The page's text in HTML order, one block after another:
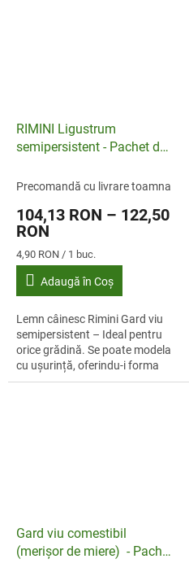
RIMINI Ligustrum
semipersistent - Pachet de
Precomandă cu livrare toamna
104,13 RON – 122,50
RON
Evaluare
preţ:
4,90 RON / 1 buc.
Adaugă în Coş
Lemn câinesc Rimini Gard viu
semipersistent – Ideal pentru
orice grădină. Se poate modela
cu ușurință, oferindu-i forma
dorită. Cadou: ACTIVATOR la
Gard viu comestibil
(merișor de miere) - Pachet